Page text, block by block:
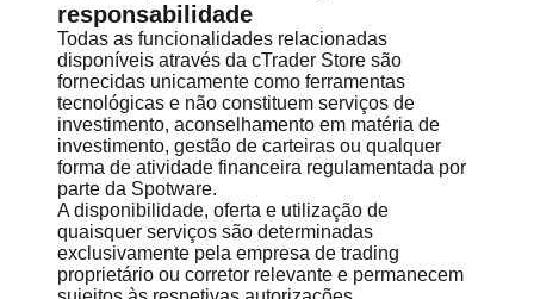
responsabilidade
Todas as funcionalidades relacionadas
disponíveis através da cTrader Store são
fornecidas unicamente como ferramentas
tecnológicas e não constituem serviços de
investimento, aconselhamento em matéria de
investimento, gestão de carteiras ou qualquer
forma de atividade financeira regulamentada por
parte da Spotware.
A disponibilidade, oferta e utilização de
quaisquer serviços são determinadas
exclusivamente pela empresa de trading
proprietário ou corretor relevante e permanecem